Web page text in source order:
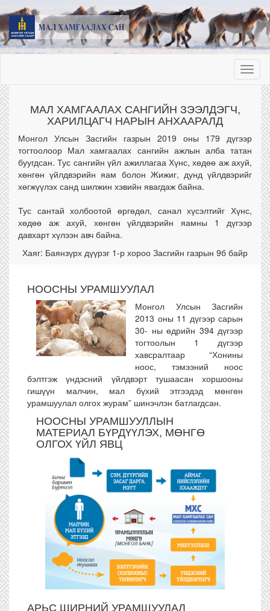
МАЛ ХАМГААЛАХ САНГИЙН ЗЭЭЛДЭГЧ,
ХАРИЛЦАГЧ НАРЫН АНХААРАЛД
Монгол Улсын Засгийн газрын 2019 оны 179 дүгээр
тогтоолоор Мал хамгаалах сангийн ажлын алба татан
буугдсан. Тус сангийн үйл ажиллагаа Хүнс, хөдөө аж ахуй,
хөнгөн үйлдвэрийн яам болон Жижиг, дунд үйлдвэрийг
хөгжүүлэх санд шилжин хэвийн явагдаж байна.
Тус сантай холбоотой өргөдөл, санал хүсэлтийг Хүнс,
хөдөө аж ахуй, хөнгөн үйлдвэрийн яамны 1 дүгээр
давхарт хүлээн авч байна.
Хаяг: Баянзүрх дүүрэг 1-р хороо Засгийн газрын 9б байр
НООСНЫ УРАМШУУЛАЛ
Монгол Улсын Засгийн
2013 оны 11 дүгээр сарын
30- ны өдрийн 394 дүгээр
тогтоолын 1 дүгээр
хавсралтаар “Хонины
ноос, тэмээний ноос
бэлтгэж үндэсний үйлдвэрт тушаасан хоршооны
гишүүн малчин, мал бүхий этгээдэд мөнгөн
урамшуулал олгох журам” шинэчлэн батлагдсан.
НООСНЫ УРАМШУУЛЛЫН
МАТЕРИАЛ БҮРДҮҮЛЭХ, МӨНГӨ
ОЛГОХ ҮЙЛ ЯВЦ
АРЬС ШИРНИЙ УРАМШУУЛАЛ